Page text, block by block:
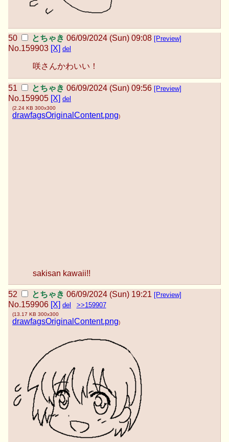
とちゃき 06/09/2024 (Sun) 09:08 [Preview]
No.159903 [X] del
咲さんかわいい！
とちゃき 06/09/2024 (Sun) 09:56 [Preview]
No.159905 [X] del
(2.24 KB 300x300
drawfagsOriginalContent.png)
sakisan kawaii!!
とちゃき 06/09/2024 (Sun) 19:21 [Preview]
No.159906 [X] del >>159907
(13.17 KB 300x300
drawfagsOriginalContent.png)